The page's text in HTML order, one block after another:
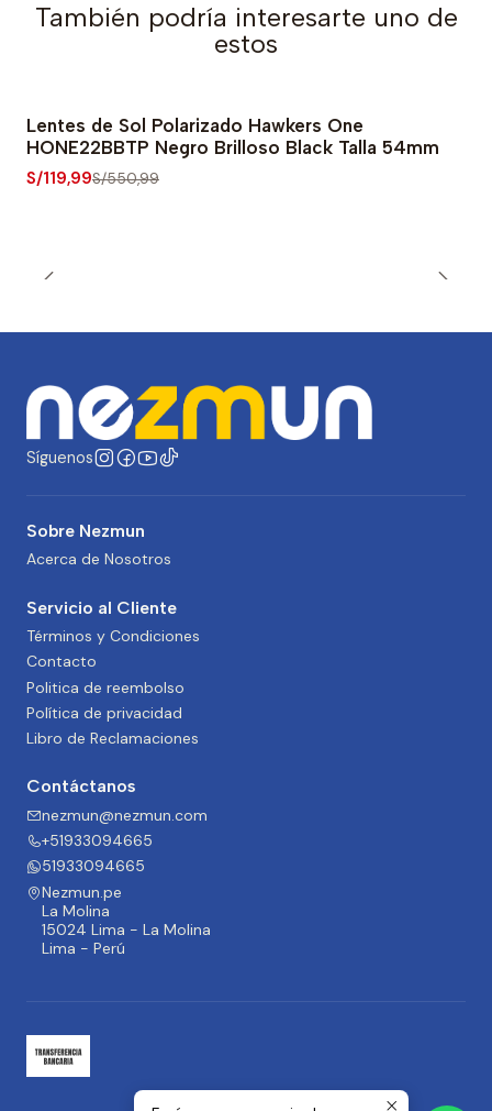
También podría interesarte uno de
estos
-78% OFF
Lentes de Sol Polarizado Hawkers One
HONE22BBTP Negro Brilloso Black Talla 54mm
S/119,99S/550,99
Síguenos
Sobre Nezmun
Acerca de Nosotros
Servicio al Cliente
Términos y Condiciones
Contacto
Politica de reembolso
Política de privacidad
Libro de Reclamaciones
Contáctanos
nezmun@nezmun.com
+51933094665
51933094665
Nezmun.pe
La Molina
15024 Lima - La Molina
Lima - Perú